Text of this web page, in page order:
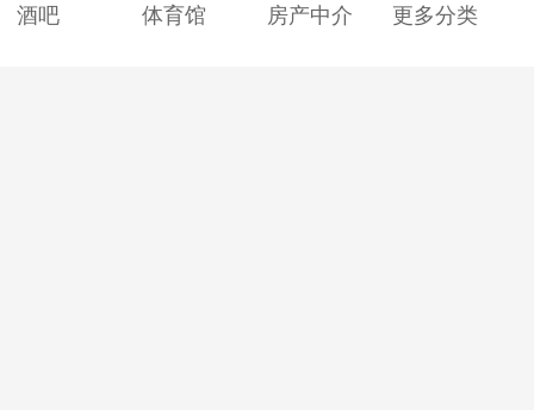
酒吧
体育馆 房产中介 更多分类